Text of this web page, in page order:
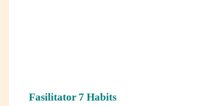
Fasilitator 7 Habits